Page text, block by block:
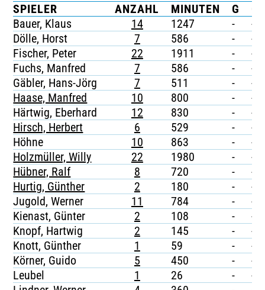
TICKETING
SPIELER
ANZAHL MINUTEN G
Bauer, Klaus
14 1247 -
-
Dölle, Horst
7 586 -
-
Fischer, Peter
22 1911 -
-
Fuchs, Manfred
7 586 -
-
Gäbler, Hans-Jörg
7 511 -
-
Haase, Manfred
10 800 -
-
Härtwig, Eberhard
12 830 -
-
Hirsch, Herbert
6 529 -
-
Höhne
10 863 -
-
Holzmüller, Willy
22 1980 -
-
Hübner, Ralf
8 720 -
-
Hurtig, Günther
2 180 -
-
Jugold, Werner
11 784 -
-
Kienast, Günter
2 108 -
-
Knopf, Hartwig
2 145 -
-
Knott, Günther
1 59 -
-
Körner, Guido
5 450 -
-
Leubel
1 26 -
-